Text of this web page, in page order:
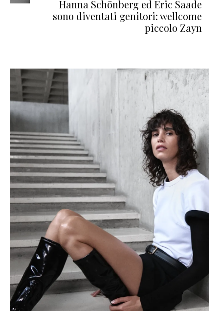
Hanna Schönberg ed Eric Saade
sono diventati genitori: wellcome
piccolo Zayn